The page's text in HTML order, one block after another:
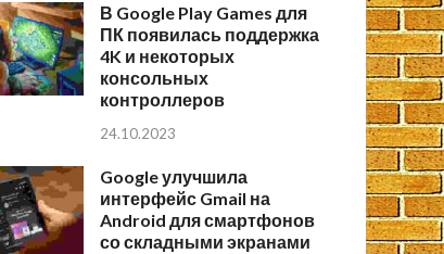
В Google Play Games для
ПК появилась поддержка
4K и некоторых
консольных
контроллеров
24.10.2023
Google улучшила
интерфейс Gmail на
Android для смартфонов
со складными экранами